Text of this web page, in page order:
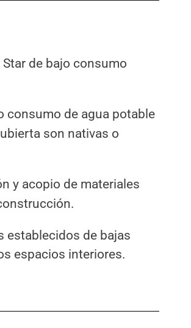
de bajo consumo
consumo de agua potable
son nativas o
y acopio de materiales
establecidos de bajas
espacios interiores.